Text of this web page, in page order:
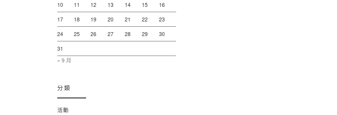
10
11 12 13 14 15
16
17
18 19 20 21 22
23
24
25 26 27 28 29
30
31
« 9 月
分類
活動